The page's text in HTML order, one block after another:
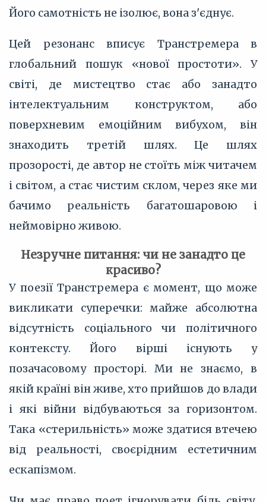
Його самотність не ізолює, вона з'єднує.
Цей резонанс вписує Транстремера в
глобальний пошук «нової простоти». У
світі, де мистецтво стає або занадто
інтелектуальним конструктом, або
поверхневим емоційним вибухом, він
знаходить третій шлях. Це шлях
прозорості, де автор не стоїть між читачем
і світом, а стає чистим склом, через яке ми
бачимо реальність багатошаровою і
неймовірно живою.
Незручне питання: чи не занадто це
красиво?
У поезії Транстремера є момент, що може
викликати суперечки: майже абсолютна
відсутність соціального чи політичного
контексту. Його вірші існують у
позачасовому просторі. Ми не знаємо, в
якій країні він живе, хто прийшов до влади
і які війни відбуваються за горизонтом.
Така «стерильність» може здатися втечею
від реальності, своєрідним естетичним
ескапізмом.